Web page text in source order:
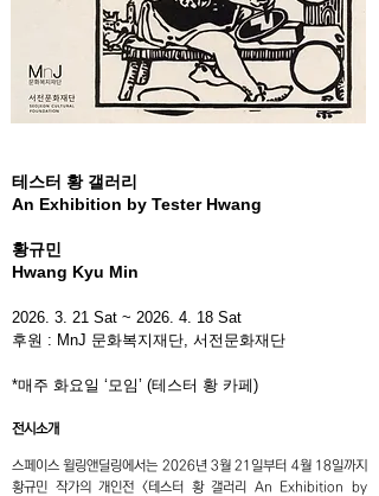
테스터 황 갤러리
An Exhibition by Tester Hwang
황규민
Hwang Kyu Min
2026. 3. 21 Sat ~ 2026. 4. 18 Sat
후원 : MnJ 문화복지재단, 서전문화재단
*매주 화요일 ‘모임’ (테스터 황 카페)
전시소개
스페이스 윌링앤딜링에서는 2026년 3월 21일부터 4월 18일까지
황규민 작가의 개인전 <테스터 황 갤러리 An Exhibition by